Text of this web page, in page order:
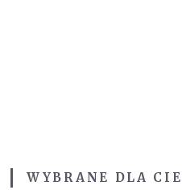
WYBRANE DLA